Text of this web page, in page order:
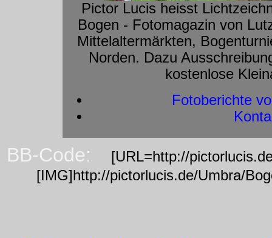
Pictor Lucis heisst
Bogen - Fotomagazin von
Mittelaltermärkten,
Norden. Dazu
kostenlose
Fotoberichte
BB-Code:
[URL=http://
[IMG]http://pictorlucis.de/Umbra/